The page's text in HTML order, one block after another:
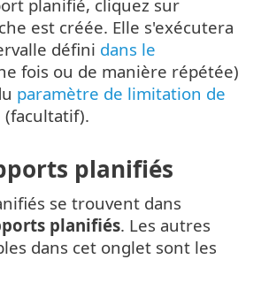
planifié, cliquez sur
est créée. Elle s'exécutera
défini dans le
fois ou de manière répétée)
paramètre de limitation de
(facultatif).
planifiés
se trouvent dans
planifiés. Les autres
dans cet onglet sont les